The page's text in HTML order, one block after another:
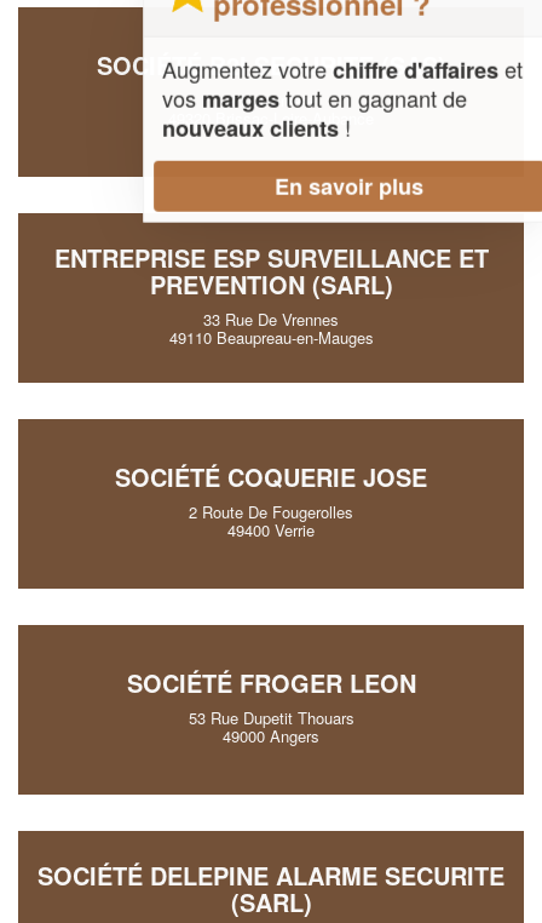
SOCIÉTÉ B2I SECURITE (SAS)
2 L'aubiniere
49320 Brissac-Loire-Aubance
ENTREPRISE ESP SURVEILLANCE ET
PREVENTION (SARL)
33 Rue De Vrennes
49110 Beaupreau-en-Mauges
SOCIÉTÉ COQUERIE JOSE
2 Route De Fougerolles
49400 Verrie
SOCIÉTÉ FROGER LEON
53 Rue Dupetit Thouars
49000 Angers
SOCIÉTÉ DELEPINE ALARME SECURITE
(SARL)
Augmentez votrechiffre d'affaireset
vosmargestout en gagnant de
nouveaux clients!
En savoir plus